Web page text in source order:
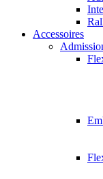
Accessoires